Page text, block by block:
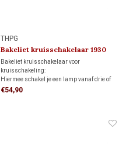
THPG
Bakeliet kruisschakelaar 1930
Bakeliet kruisschakelaar voor
kruisschakeling:
Hiermee schakel je een lamp vanaf drie of
meer schakelaars, in combinatie met twee
€54,90